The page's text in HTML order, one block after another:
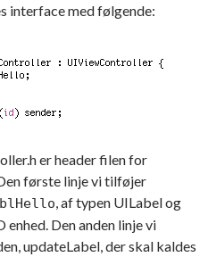
interface med følgende:
er header filen for
første linje vi tilføjer
, af typen UILabel og
Den anden linje vi
updateLabel, der skal kaldes